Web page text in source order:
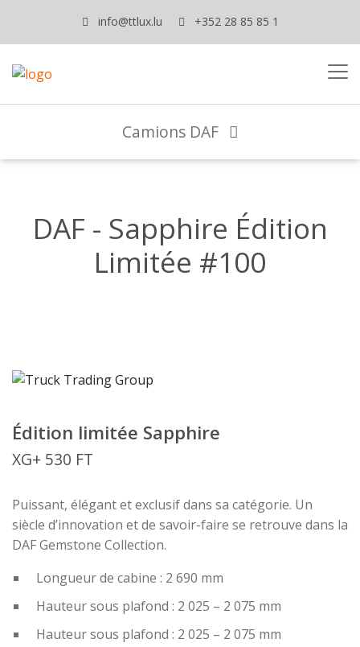
info@ttlux.lu +352 28 85 85 1
Camions DAF
DAF - Sapphire Édition
Limitée #100
Édition limitée Sapphire
XG+ 530 FT
Puissant, élégant et exclusif dans sa catégorie. Un
siècle d’innovation et de savoir-faire se retrouve dans la
DAF Gemstone Collection.
Longueur de cabine : 2 690 mm
Hauteur sous plafond : 2 025 – 2 075 mm
Hauteur sous plafond : 2 025 – 2 075 mm